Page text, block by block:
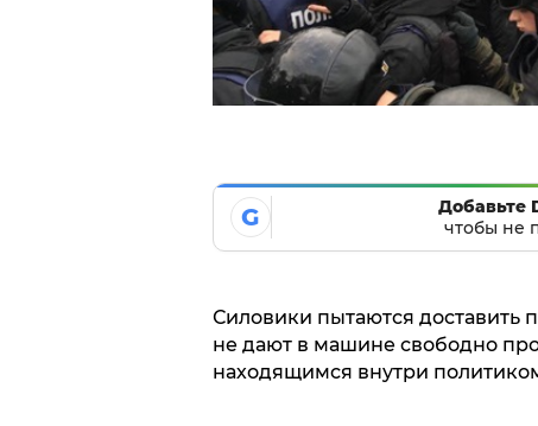
G
Добавьте
чтобы не
Силовики пытаются доставить
не дают в машине свободно
находящимся внутри